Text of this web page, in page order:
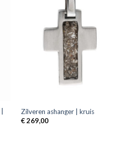
Zilveren ashanger | kruis
€269,00